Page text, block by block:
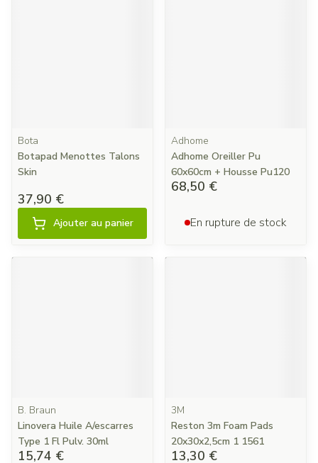
Bota
Botapad Menottes Talons
Skin
37,90 €
Ajouter au panier
Adhome
Adhome Oreiller Pu
60x60cm + Housse Pu120
68,50 €
En rupture de stock
B. Braun
Linovera Huile A/escarres
Type 1 Fl Pulv. 30ml
15,74 €
3M
Reston 3m Foam Pads
20x30x2,5cm 1 1561
13,30 €